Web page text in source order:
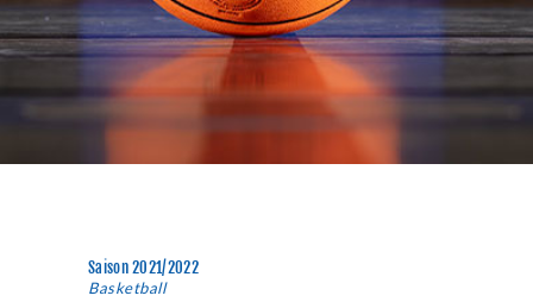
TICKETS
VEREIN
Saison 2021/2022
Basketball, 17. October 2020 - 20. March 2021